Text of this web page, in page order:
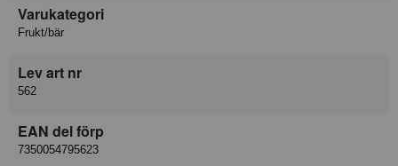
Varukategori
Frukt/bär
Lev art nr
562
EAN del förp
7350054795623